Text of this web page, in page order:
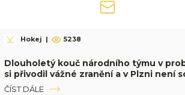
Hokej | 5238
Dlouholetý kouč národního týmu v
si přivodil vážné zranění a v Plzni není
ČÍST DÁLE